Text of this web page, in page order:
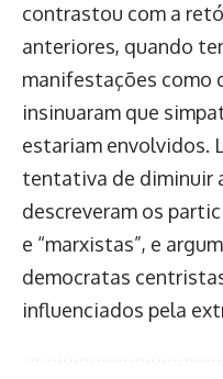
contrastou com a
anteriores, quando
manifestações como
insinuaram que
estariam envolvidos.
tentativa de diminuir
descreveram os
e “marxistas”, e
democratas
influenciados pela